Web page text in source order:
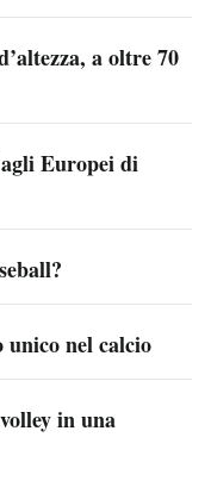
a oltre 70
Europei di
unico nel calcio
in una